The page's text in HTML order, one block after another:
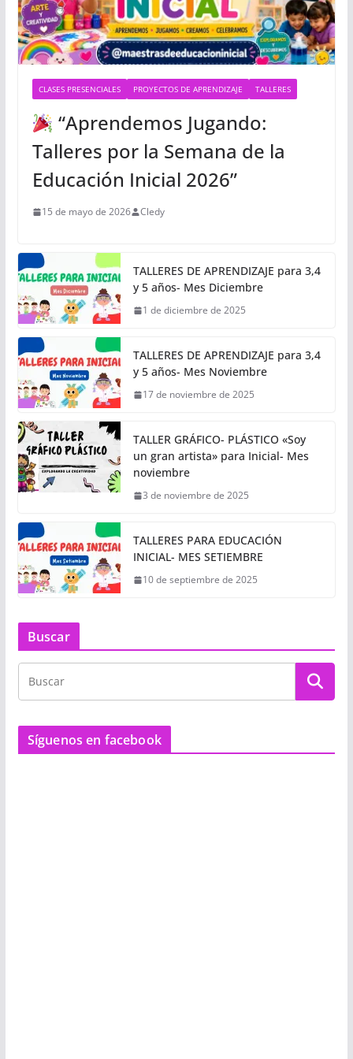
CLASES PRESENCIALES PROYECTOS DE APRENDIZAJE TALLERES
“Aprendemos Jugando:
Talleres por la Semana de la
Educación Inicial 2026”
15 de mayo de 2026 Cledy
TALLERES DE APRENDIZAJE para 3,4
y 5 años- Mes Diciembre
1 de diciembre de 2025
TALLERES DE APRENDIZAJE para 3,4
y 5 años- Mes Noviembre
17 de noviembre de 2025
TALLER GRÁFICO- PLÁSTICO «Soy
un gran artista» para Inicial- Mes
noviembre
3 de noviembre de 2025
TALLERES PARA EDUCACIÓN
INICIAL- MES SETIEMBRE
10 de septiembre de 2025
Buscar
Síguenos en facebook